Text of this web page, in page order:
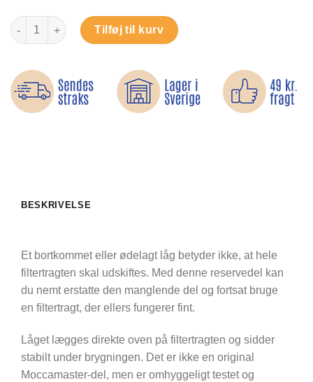
Låg til filtertragt til Moccamaster – reservedel antal
Tilføj til kurv
BESKRIVELSE
Et bortkommet eller ødelagt låg betyder ikke, at hele
filtertragten skal udskiftes. Med denne reservedel kan
du nemt erstatte den manglende del og fortsat bruge
en filtertragt, der ellers fungerer fint.
Låget lægges direkte oven på filtertragten og sidder
stabilt under brygningen. Det er ikke en original
Moccamaster-del, men er omhyggeligt testet og